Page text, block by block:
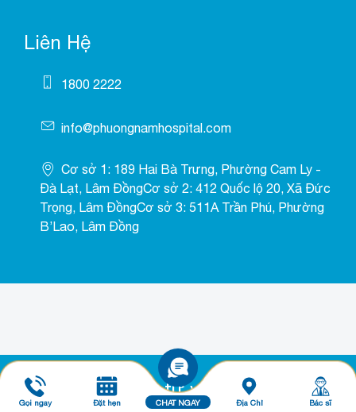
Liên Hệ
1800 2222
info@phuongnamhospital.com
Cơ sở 1: 189 Hai Bà Trưng, Phường Cam Ly -
Đà Lạt, Lâm ĐồngCơ sở 2: 412 Quốc lộ 20, Xã Đức
Trọng, Lâm ĐồngCơ sở 3: 511A Trần Phú, Phường
B’Lao, Lâm Đồng
Đăng ký tư vấn ngay
Gọi ngay Đặt hẹn CHAT NGAY Địa Chỉ Bác sĩ